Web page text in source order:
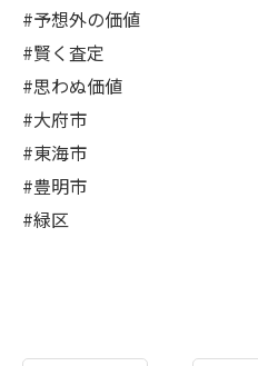
#予想外の価値
#賢く査定
#思わぬ価値
#大府市
#東海市
#豊明市
#緑区